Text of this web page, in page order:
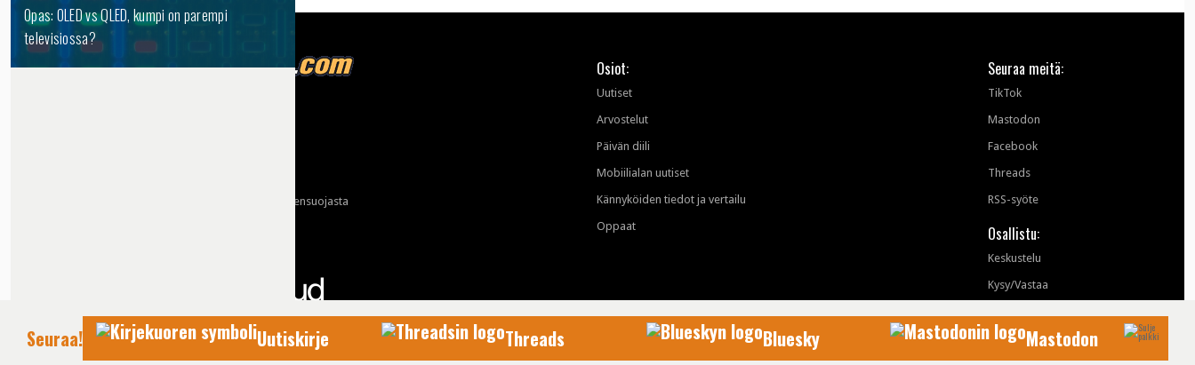
Opas: OLED vs QLED, kumpi on parempi
televisiossa?
Käyttöehdot ja tietoa yksityisyydensuojasta
Osiot:
Uutiset
Arvostelut
Päivän diili
Mobiilialan uutiset
Kännyköiden tiedot ja vertailu
Oppaat
Seuraa meitä:
TikTok
Mastodon
Facebook
Threads
RSS-syöte
Osallistu:
Keskustelu
Kysy/Vastaa
Seuraa! Uutiskirje Threads Bluesky Mastodon